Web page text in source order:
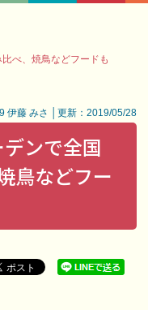
べ、焼鳥などフードも
伊藤 みさ │更新：2019/05/28
ンで全国
鳥などフー